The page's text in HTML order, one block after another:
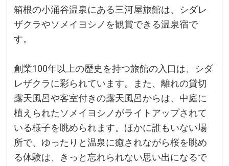
箱根の小涌谷温泉にある三河屋旅館は、シダレ
ザクラやソメイヨシノを観賞できる温泉宿で
す。
創業100年以上の歴史を持つ旅館の入口は、シダ
レザクラに彩られています。また、離れの貸切
露天風呂や客室付きの露天風呂からは、中庭に
植えられたソメイヨシノがライトアップされて
いる様子を眺められます。ほかに誰もいない場
所で、ゆったりと温泉に癒されながら桜を眺め
る体験は、きっと忘れられない思い出になるで